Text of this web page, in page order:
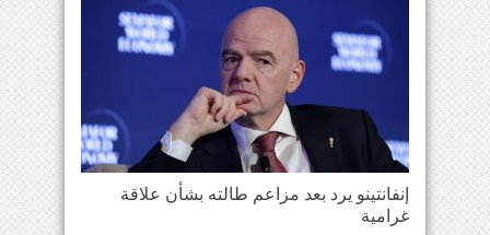
إنفانتينو يرد بعد مزاعم طالته بشأن علاقة
غرامية